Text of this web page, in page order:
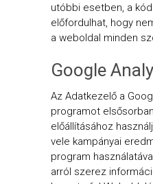
utóbbi esetben, a
előfordulhat, hogy
a weboldal minden
Google
Az Adatkezelő a
programot
előállításához
vele kampányai
program
arról szerez